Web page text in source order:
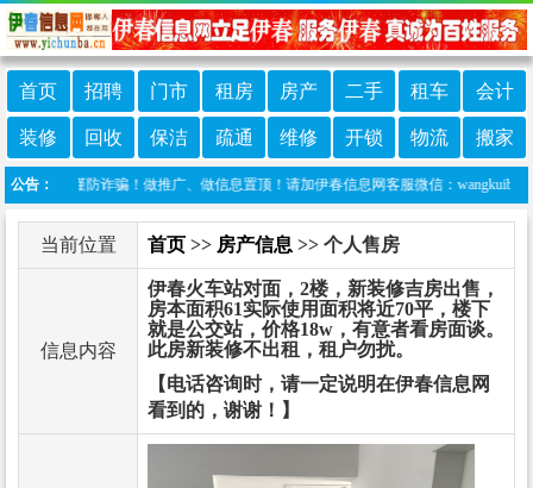
首页 招聘 门市 租房 房产 二手 租车 会计
装修 回收 保洁 疏通 维修 开锁 物流 搬家
公告：
谨防诈骗！做推广、做信息置顶！请加伊春信息网客服微信：wangkuiba
当前位置 首页 >> 房产信息 >> 个人售房
信息内容
伊春火车站对面，2楼，新装修吉房出售，
房本面积61实际使用面积将近70平，楼下
就是公交站，价格18w，有意者看房面谈。
此房新装修不出租，租户勿扰。
【电话咨询时，请一定说明在伊春信息网
看到的，谢谢！】